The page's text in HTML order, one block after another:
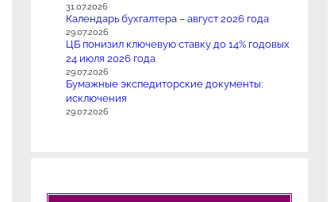
31.07.2026
Календарь бухгалтера – август 2026 года
29.07.2026
ЦБ понизил ключевую ставку до 14% годовых
24 июля 2026 года
29.07.2026
Бумажные экспедиторские документы:
исключения
29.07.2026